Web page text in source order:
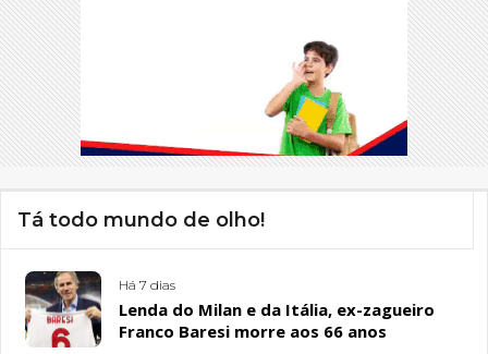
Tá todo mundo de olho!
Há 7 dias
Lenda do Milan e da Itália, ex-zagueiro
Franco Baresi morre aos 66 anos